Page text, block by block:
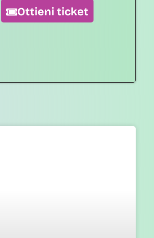
Ottieni ticket